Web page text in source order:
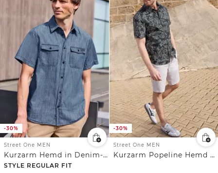
-30%
Street One MEN
Kurzarm Hemd in Denim-Optik
STYLE REGULAR FIT
-30%
Street One MEN
Kurzarm Popeline Hemd mit Print